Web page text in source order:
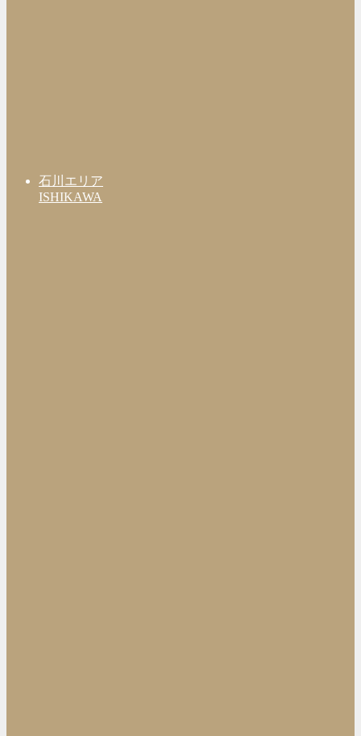
石川エリア
ISHIKAWA